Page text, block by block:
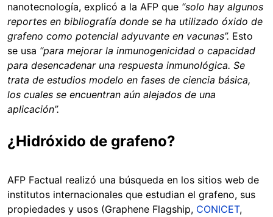
nanotecnología, explicó a la AFP que “solo hay algunos
reportes en bibliografía donde se ha utilizado óxido de
grafeno como potencial adyuvante en vacunas”. Esto
se usa “para mejorar la inmunogenicidad o capacidad
para desencadenar una respuesta inmunológica. Se
trata de estudios modelo en fases de ciencia básica,
los cuales se encuentran aún alejados de una
aplicación”.
¿Hidróxido de grafeno?
AFP Factual realizó una búsqueda en los sitios web de
institutos internacionales que estudian el grafeno, sus
propiedades y usos (Graphene Flagship, CONICET,